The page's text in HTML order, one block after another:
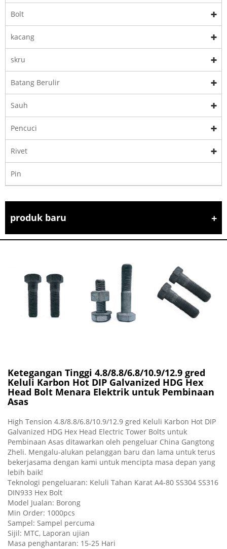
Bolt
kacang
skru
Batang Berulir
Sauh
Pencuci
Rivet
Pin
produk baru
Ketegangan Tinggi 4.8/8.8/6.8/10.9/12.9 gred
Keluli Karbon Hot DIP Galvanized HDG Hex
Head Bolt Menara Elektrik untuk Pembinaan
Asas
High Tension 4.8/8.8/6.8/10.9/12.9 gred Keluli Karbon Hot DIP
Galvanized HDG Hex Head Electric Tower Bolts untuk
Pembinaan Asas ditawarkan oleh pengeluar China Gangtong
Zheli. Mengalu-alukan pelanggan baru dan lama untuk terus
bekerjasama dengan kami untuk mencipta masa depan yang
lebih baik!
Teknologi pengeluaran: Keluli Tahan Karat A4-80 SS304 SS316
DIN933 Hex Bolt
Model Jualan: Borong
Min Order: 1000pcs
Sampel: Sampel percuma
Sijil: MTC, Laporan ujian
Masa penghantaran: 15-25 Hari